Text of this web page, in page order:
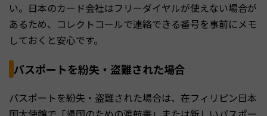
い。日本のカード会社はフリーダイヤルが使えない場合が
あるため、コレクトコールで連絡できる番号を事前にメモ
しておくと安心です。
パスポートを紛失・盗難された場合
パスポートを紛失・盗難された場合は、在フィリピン日本